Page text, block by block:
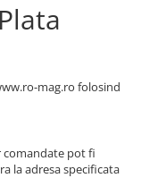
mag.ro folosind
comandate pot fi
la adresa specificata